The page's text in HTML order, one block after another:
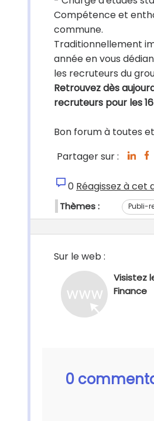
Compétence et
commune.
Traditionnellement
année en vous
les recruteurs du
Retrouvez dès
recruteurs pour les
Bon forum à toutes
Partager sur :
0 Réagissez à cet
Thèmes : Publi-
Sur le web :
Visistez
Finance
0